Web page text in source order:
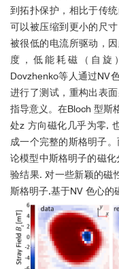
到拓扑保护，相比于传
可以被压缩到更小的尺
被很低的电流所驱动，
度，低能耗磁（自旋
Dovzhenko等人通过NV
进行了测试，重构出表
指导意义。在Bloch 型斯
处z 方向磁化几乎为零,
成一个完整的斯格明子
论模型中斯格明子的磁
验结果. 对一些新颖的磁
斯格明子,基于NV 色心的